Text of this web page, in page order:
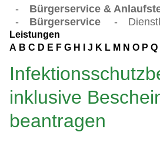
-
Bürgerservice &
-
Bürgerservice -
Leistungen
A B C D E F G H J K L M N O P Q
inklusive
beantragen